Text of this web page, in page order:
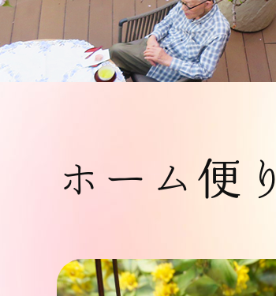
ホーム便り